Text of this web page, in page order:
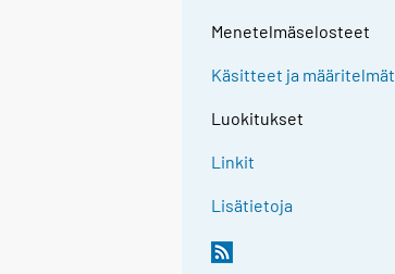
Menetelmäselosteet
Käsitteet ja määritelmät
Luokitukset
Linkit
Lisätietoja